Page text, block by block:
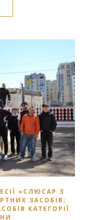
«СЛЮСАР З
ЗАСОБІВ;
КАТЕГОРІЇ